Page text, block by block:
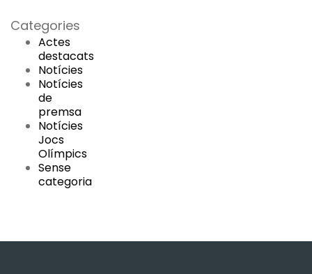
Categories
Actes
destacats
Notícies
Notícies
de
premsa
Notícies
Jocs
Olímpics
Sense
categoria